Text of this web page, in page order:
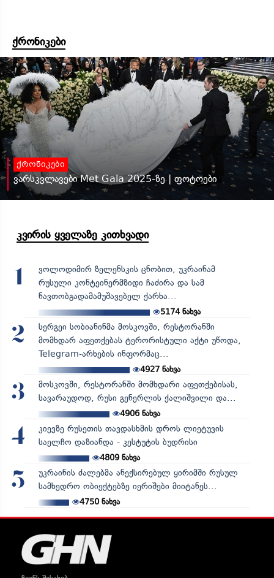
ქრონიკები
ქრონიკები
ვარსკვლავები Met Gala 2025-ზე | ფოტოები
კვირის ყველაზე კითხვადი
1
ვოლოდიმირ ზელენსკის ცნობით, უკრაინამ
რუსული კონტეინერმზიდი ჩაძირა და სამ
ნავთობგადამამუშავებელ ქარხა...
5174ნახვა
2
სერგეი სობიანინმა მოსკოვში, რესტორანში
მომხდარ აფეთქებას ტერორისტული აქტი უწოდა,
Telegram-არხების ინფორმაც...
4927ნახვა
3
მოსკოვში, რესტორანში მომხდარი აფეთქებისას,
სავარაუდოდ, რუსი გენერლის ქალიშვილი და...
4906ნახვა
4
კიევზე რუსეთის თავდასხმის დროს ლიეტუვის
საელჩო დაზიანდა - კესტუტის ბუდრისი
4809ნახვა
5
უკრაინის ძალებმა ანექსირებულ ყირიმში რუსულ
სამხედრო ობიექტებზე იერიშები მიიტანეს...
4750ნახვა